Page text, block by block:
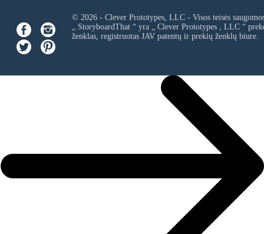
© 2026 - Clever Prototypes, LLC - Visos teisės
„ StoryboardThat “ yra „ Clever Prototypes , LLC“
ženklas, registruotas JAV patentų ir prekių ženklų biure.